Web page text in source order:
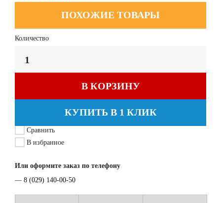
ПОХОЖИЕ ТОВАРЫ
Количество
В КОРЗИНУ
КУПИТЬ В 1 КЛИК
Сравнить
В избранное
Или оформите заказ по телефону
— 8 (029) 140-00-50